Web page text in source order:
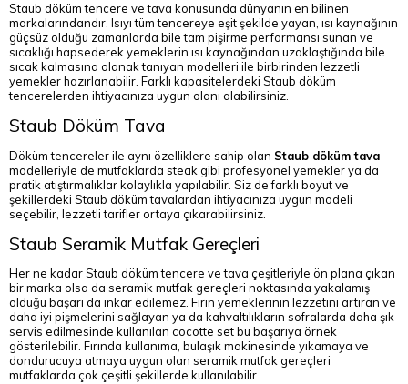
Staub döküm tencere ve tava konusunda dünyanın en bilinen
markalarındandır. Isıyı tüm tencereye eşit şekilde yayan, ısı kaynağının
güçsüz olduğu zamanlarda bile tam pişirme performansı sunan ve
sıcaklığı hapsederek yemeklerin ısı kaynağından uzaklaştığında bile
sıcak kalmasına olanak tanıyan modelleri ile birbirinden lezzetli
yemekler hazırlanabilir. Farklı kapasitelerdeki Staub döküm
tencerelerden ihtiyacınıza uygun olanı alabilirsiniz.
Staub Döküm Tava
Döküm tencereler ile aynı özelliklere sahip olan Staub döküm tava
modelleriyle de mutfaklarda steak gibi profesyonel yemekler ya da
pratik atıştırmalıklar kolaylıkla yapılabilir. Siz de farklı boyut ve
şekillerdeki Staub döküm tavalardan ihtiyacınıza uygun modeli
seçebilir, lezzetli tarifler ortaya çıkarabilirsiniz.
Staub Seramik Mutfak Gereçleri
Her ne kadar Staub döküm tencere ve tava çeşitleriyle ön plana çıkan
bir marka olsa da seramik mutfak gereçleri noktasında yakalamış
olduğu başarı da inkar edilemez. Fırın yemeklerinin lezzetini artıran ve
daha iyi pişmelerini sağlayan ya da kahvaltılıkların sofralarda daha şık
servis edilmesinde kullanılan cocotte set bu başarıya örnek
gösterilebilir. Fırında kullanıma, bulaşık makinesinde yıkamaya ve
dondurucuya atmaya uygun olan seramik mutfak gereçleri
mutfaklarda çok çeşitli şekillerde kullanılabilir.